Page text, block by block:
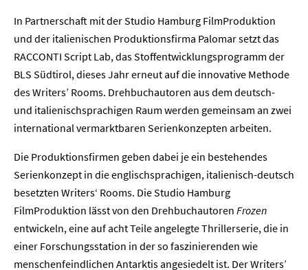
In Partnerschaft mit der Studio Hamburg FilmProduktion
und der italienischen Produktionsfirma Palomar setzt das
RACCONTI Script Lab, das Stoffentwicklungsprogramm der
BLS Südtirol, dieses Jahr erneut auf die innovative Methode
des Writers’ Rooms. Drehbuchautoren aus dem deutsch-
und italienischsprachigen Raum werden gemeinsam an zwei
international vermarktbaren Serienkonzepten arbeiten.
Die Produktionsfirmen geben dabei je ein bestehendes
Serienkonzept in die englischsprachigen, italienisch-deutsch
besetzten Writers‘ Rooms. Die Studio Hamburg
FilmProduktion lässt von den Drehbuchautoren Frozen
entwickeln, eine auf acht Teile angelegte Thrillerserie, die in
einer Forschungsstation in der so faszinierenden wie
menschenfeindlichen Antarktis angesiedelt ist. Der Writers’